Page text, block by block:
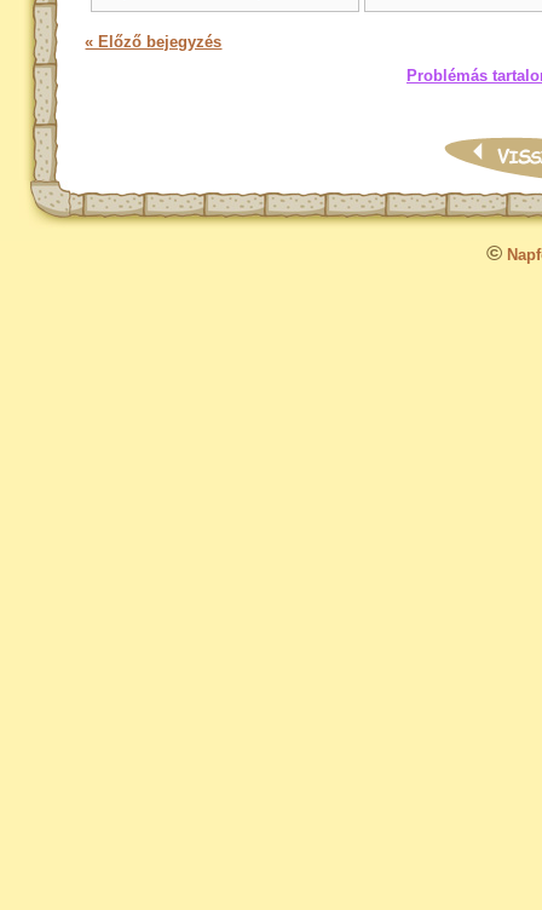
« Előző bejegyzés
Problémás
©